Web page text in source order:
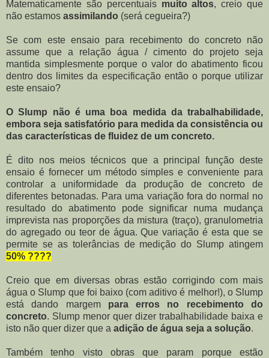
Matematicamente são percentuaismuito altos, creio que
não estamos assimilando (será cegueira?)
Se com este ensaio para recebimento do concreto não
assume que a relação água / cimento do projeto seja
mantida simplesmente porque o valor do abatimento ficou
dentro dos limites da especificação então o porque utilizar
este ensaio?
O Slump não é uma boa medida da trabalhabilidade,
embora seja satisfatório para medida da consistência ou
das características de fluidez de um concreto.
É dito nos meios técnicos que a principal função deste
ensaio é fornecer um método simples e conveniente para
controlar a uniformidade da produção de concreto de
diferentes betonadas. Para uma variação fora do normal no
resultado do abatimento pode significar numa mudança
imprevista nas proporções da mistura (traço), granulometria
do agregado ou teor de água. Que variação é esta que se
permite se as tolerâncias de medição do Slump atingem
50% ????
Creio que em diversas obras estão corrigindo com mais
água o Slump que foi baixo (com aditivo é melhor!), o Slump
está dando margem para erros no recebimento do
concreto. Slump menor quer dizer trabalhabilidade baixa e
isto não quer dizer que a adição de água seja a solução.
Também tenho visto obras que param porque estão